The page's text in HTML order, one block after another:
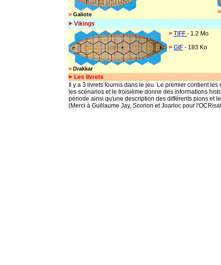
> Galiote >
Vikings
> Drakkar
> TIFF - 1.2 Mo
> GIF - 183 Ko
Les livrets
Il y a 3 livrets fournis dans le jeu. Le premier contient
les scénarios et le troisième donne des informations
période ainsi qu'une description des différents pions et
(Merci à Guillaume Jay, Scorion et Joarloc pour